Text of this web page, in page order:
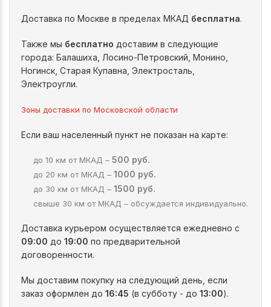
Доставка по Москве в пределах МКАД бесплатна.
Также мы бесплатно доставим в следующие
города: Балашиха, Лосино-Петровский, Монино,
Ногинск, Старая Купавна, Электросталь,
Электроугли.
Зоны доставки по Московской области
Если ваш населенный пункт не показан на карте:
до 10 км от МКАД – 500 руб.
до 20 км от МКАД – 1000 руб.
до 30 км от МКАД – 1500 руб.
свыше 30 км от МКАД – обсуждается индивидуально.
Доставка курьером осуществляется ежедневно с
09:00 до 19:00 по предварительной
договоренности.
Мы доставим покупку на следующий день, если
заказ оформлен до 16:45 (в субботу - до 13:00).